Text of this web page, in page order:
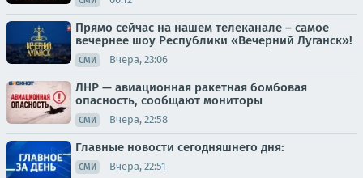
Прямо сейчас на нашем телеканале – самое
вечернее шоу Республики «Вечерний Луганск»!
СМИ Вчера, 23:06
ЛНР — авиационная ракетная бомбовая
опасность, сообщают мониторы
СМИ Вчера, 22:58
Главные новости сегодняшнего дня:
СМИ Вчера, 22:51